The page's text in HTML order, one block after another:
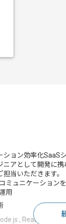
ション効率化SaaS
ニアとして開発に
当いただきます。
ミュニケーション
用
, React